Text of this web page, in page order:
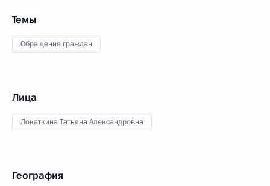
Темы
Обращения граждан
Лица
Локаткина Татьяна Александровна
География